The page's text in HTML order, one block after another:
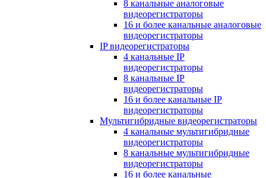
8 канальные аналоговые
видеорегистраторы
16 и более канальные аналоговые
видеорегистраторы
IP видеорегистраторы
4 канальные IP
видеорегистраторы
8 канальные IP
видеорегистраторы
16 и более канальные IP
видеорегистраторы
Мультигибридные видеорегистраторы
4 канальные мультигибридные
видеорегистраторы
8 канальные мультигибридные
видеорегистраторы
16 и более канальные